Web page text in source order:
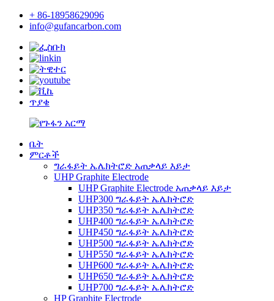
+ 86-18958629096
info@gufancarbon.com
ጥያቄ
ቤት
ምርቶች
ግራፋይት ኤሌክትሮድ አጠቃላይ እይታ
UHP Graphite Electrode
UHP Graphite Electrode አጠቃላይ እይታ
UHP300 ግራፋይት ኤሌክትሮድ
UHP350 ግራፋይት ኤሌክትሮድ
UHP400 ግራፋይት ኤሌክትሮድ
UHP450 ግራፋይት ኤሌክትሮድ
UHP500 ግራፋይት ኤሌክትሮድ
UHP550 ግራፋይት ኤሌክትሮድ
UHP600 ግራፋይት ኤሌክትሮድ
UHP650 ግራፋይት ኤሌክትሮድ
UHP700 ግራፋይት ኤሌክትሮድ
HP Graphite Electrode